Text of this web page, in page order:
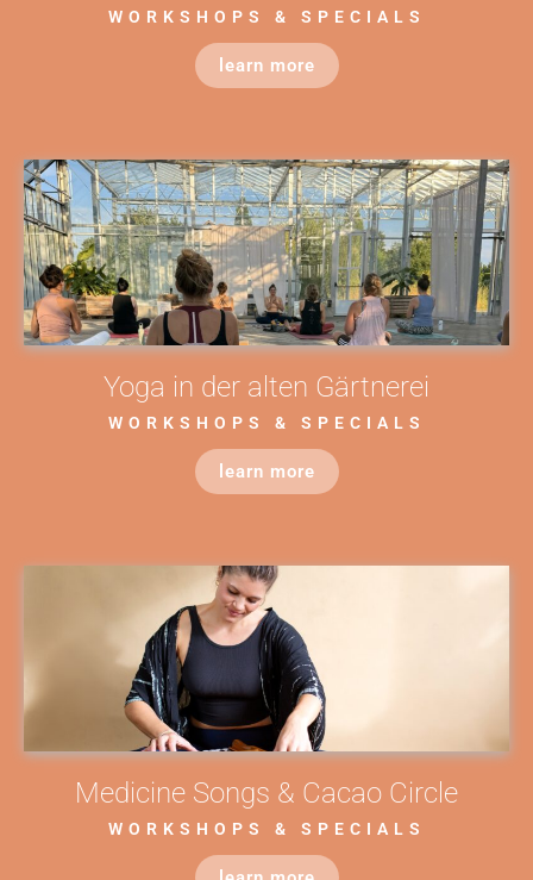
WORKSHOPS & SPECIALS
learn more
Yoga in der alten Gärtnerei
WORKSHOPS & SPECIALS
learn more
Medicine Songs & Cacao Circle
WORKSHOPS & SPECIALS